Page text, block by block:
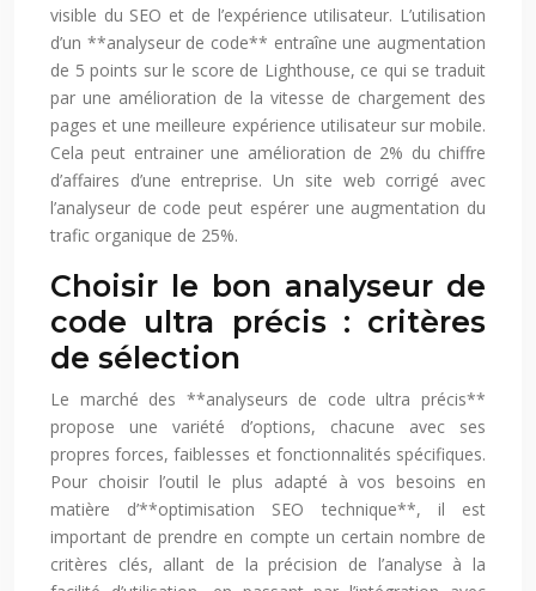
visible du SEO et de l’expérience utilisateur. L’utilisation
d’un **analyseur de code** entraîne une augmentation
de 5 points sur le score de Lighthouse, ce qui se traduit
par une amélioration de la vitesse de chargement des
pages et une meilleure expérience utilisateur sur mobile.
Cela peut entrainer une amélioration de 2% du chiffre
d’affaires d’une entreprise. Un site web corrigé avec
l’analyseur de code peut espérer une augmentation du
trafic organique de 25%.
Choisir le bon analyseur de
code ultra précis : critères
de sélection
Le marché des **analyseurs de code ultra précis**
propose une variété d’options, chacune avec ses
propres forces, faiblesses et fonctionnalités spécifiques.
Pour choisir l’outil le plus adapté à vos besoins en
matière d’**optimisation SEO technique**, il est
important de prendre en compte un certain nombre de
critères clés, allant de la précision de l’analyse à la